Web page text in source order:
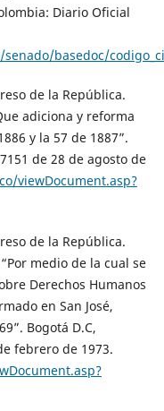
Diario Oficial
basedoc/
de la República.
adiciona y reforma
y la 57 de 1887”.
de 28 de agosto de
viewDocument.asp?
de la República.
medio de la cual se
Derechos Humanos
en San José,
Bogotá D.C,
febrero de 1973.